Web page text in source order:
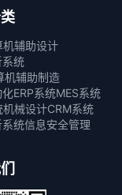
机辅助设计
统
机辅助制造
化ERP系统MES系统
机械设计CRM系统
统信息安全管理